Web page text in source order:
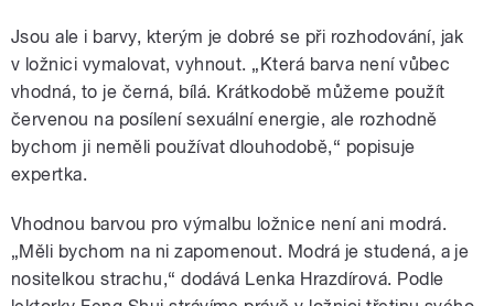
Jsou ale i barvy, kterým je dobré se při rozhodování, jak
v ložnici vymalovat, vyhnout. „Která barva není vůbec
vhodná, to je černá, bílá. Krátkodobě můžeme použít
červenou na posílení sexuální energie, ale rozhodně
bychom ji neměli používat dlouhodobě,“ popisuje
expertka.
Vhodnou barvou pro výmalbu ložnice není ani modrá.
„Měli bychom na ni zapomenout. Modrá je studená, a je
nositelkou strachu,“ dodává Lenka Hrazdírová. Podle